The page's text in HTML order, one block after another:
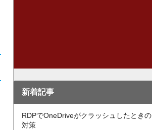
新着記事
RDPでOneDriveがクラッシュしたときの
対策